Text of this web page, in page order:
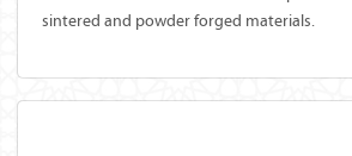
sintered and powder forged materials.